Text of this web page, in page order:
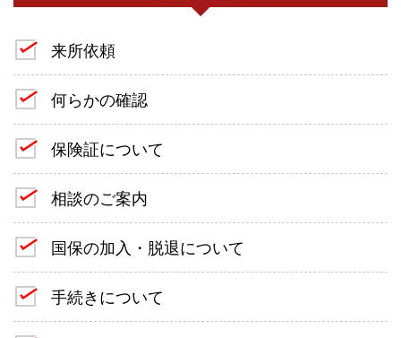
来所依頼
何らかの確認
保険証について
相談のご案内
国保の加入・脱退について
手続きについて